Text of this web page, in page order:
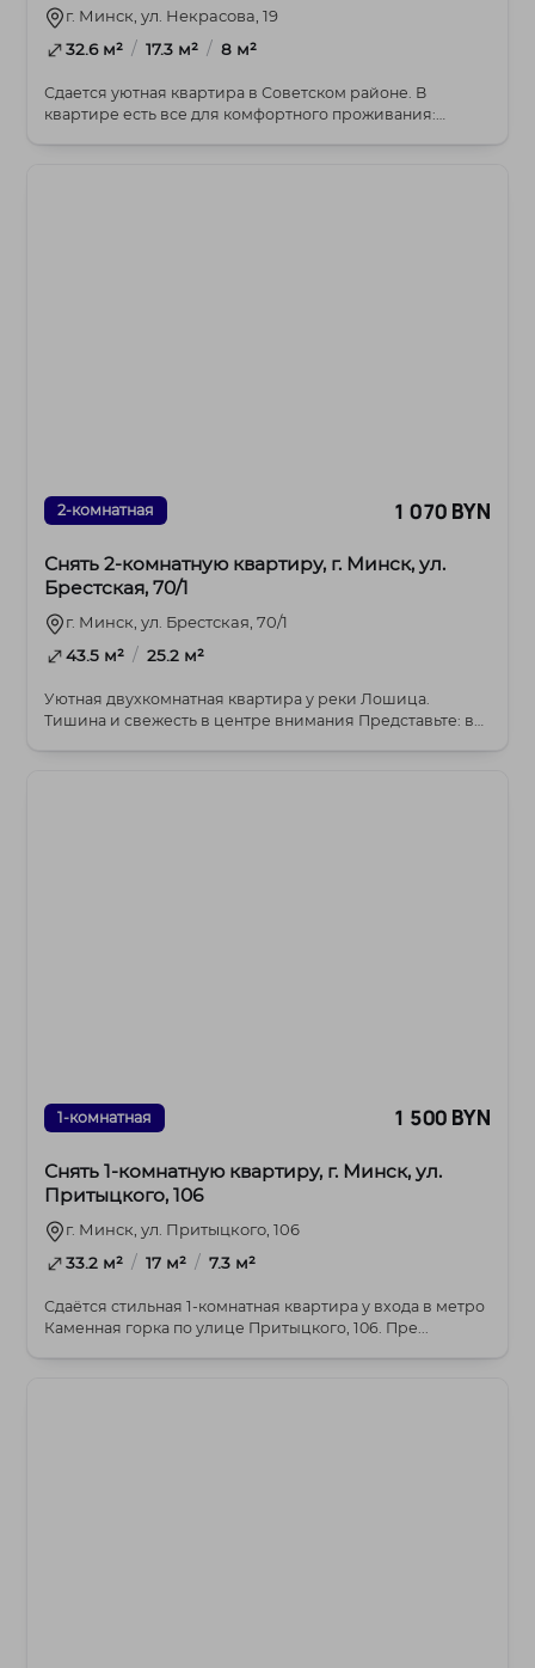
г. Минск, ул. Некрасова, 19
32.6 м² / 17.3 м² / 8 м²
Сдается уютная квартира в Советском районе. В
квартире есть все для комфортного проживания:
2-комнатная 1 070 BYN
Снять 2-комнатную квартиру, г. Минск, ул.
Брестская, 70/1
г. Минск, ул. Брестская, 70/1
43.5 м² / 25.2 м²
Уютная двухкомнатная квартира у реки Лошица.
Тишина и свежесть в центре внимания Представьте: вы
1-комнатная 1 500 BYN
Снять 1-комнатную квартиру, г. Минск, ул.
Притыцкого, 106
г. Минск, ул. Притыцкого, 106
33.2 м² / 17 м² / 7.3 м²
Сдаётся стильная 1-комнатная квартира у входа в метро
Каменная горка по улице Притыцкого, 106. Пре...